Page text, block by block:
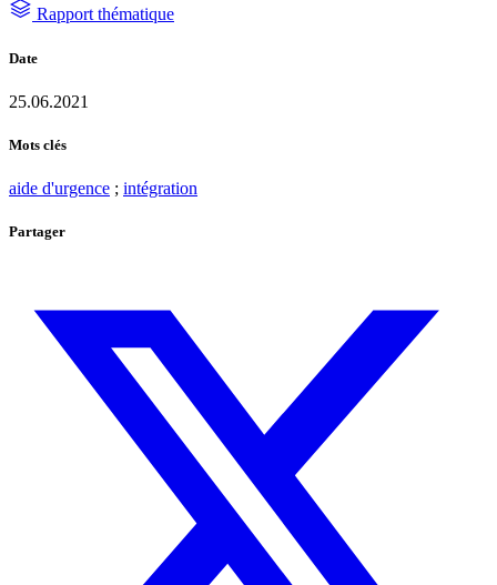
Rapport thématique
Date
25.06.2021
Mots clés
aide d'urgence ; intégration
Partager